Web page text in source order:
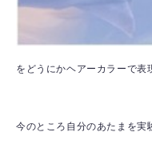
をどうにかヘアーカラーで表
今のところ自分のあたまを実